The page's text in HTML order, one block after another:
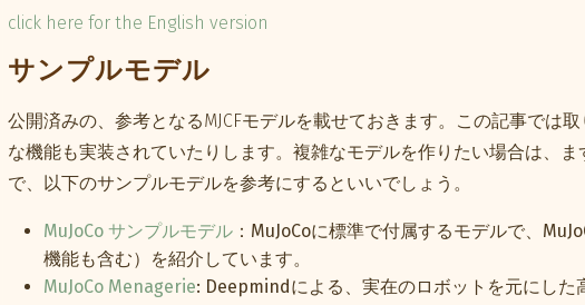
click here for the English version
サンプルモデル
公開済みの、参考となるMJCFモデルを載せておきます。この記事では
な機能も実装されていたりします。複雑なモデルを作りたい場合は、
で、以下のサンプルモデルを参考にするといいでしょう。
MuJoCo サンプルモデル ：MuJoCoに標準で付属するモデルで、
機能も含む）を紹介しています。
MuJoCo Menagerie: Deepmindによる、実在のロボットを元にした